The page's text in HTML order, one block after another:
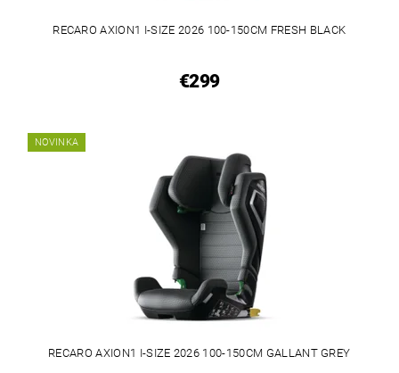
RECARO AXION1 I-SIZE 2026 100-150CM FRESH BLACK
€299
NOVINKA
RECARO AXION1 I-SIZE 2026 100-150CM GALLANT GREY